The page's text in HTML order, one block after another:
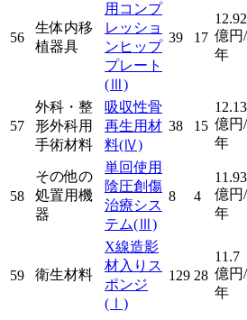
56
生体内移
植器具
用コンプ
レッショ
ンヒップ
プレート
(Ⅲ)
39 17
12.92
億円/
年
57
外科・整
形外科用
手術材料
吸収性骨
再生用材
料(Ⅳ)
38 15
12.13
億円/
年
58
その他の
処置用機
器
単回使用
陰圧創傷
治療シス
テム(Ⅲ)
8 4
11.93
億円/
年
59 衛生材料
X線造影
材入りス
ポンジ
(Ⅰ)
129 28
11.7
億円/
年